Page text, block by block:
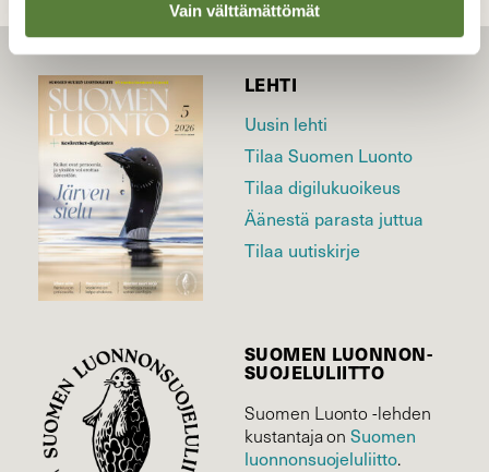
Vain välttämättömät
LEHTI
Uusin lehti
Tilaa Suomen Luonto
Tilaa digilukuoikeus
Äänestä parasta juttua
Tilaa uutiskirje
SUOMEN LUONNON­
SUOJELU­LIITTO
Suomen Luonto -lehden
kustantaja onSuomen
luonnonsuojelu­liitto.